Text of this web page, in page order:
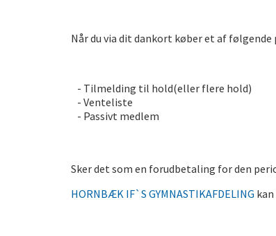
Når du via dit dankort køber et af følgende
- Tilmelding til hold(eller flere hold)
- Venteliste
- Passivt medlem
Sker det som en forudbetaling for den
HORNBÆK IF`S GYMNASTIKAFDELING